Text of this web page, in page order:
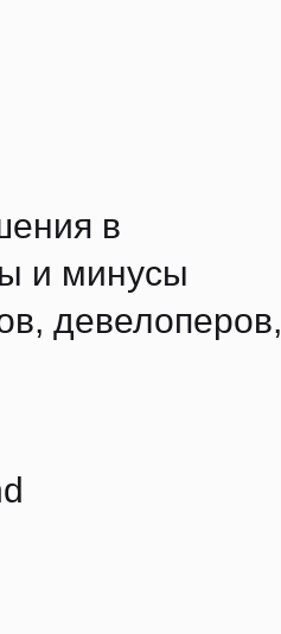
в
и минусы
девелоперов,